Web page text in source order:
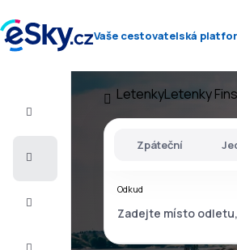
Vaše cestovatelská
LetenkyLetenky
Zpáteční
Odkud